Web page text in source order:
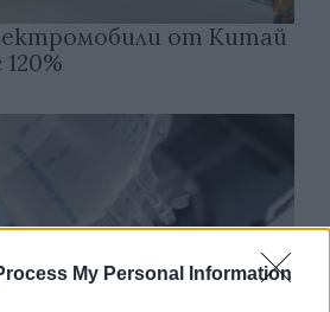
My Personal Information
от Китай